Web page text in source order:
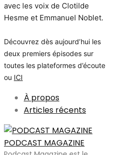
avec les voix de Clotilde
Hesme et Emmanuel Noblet.
Découvrez dès aujourd’hui les
deux premiers épisodes sur
toutes les plateformes d’écoute
ou ICI
À propos
Articles récents
PODCAST MAGAZINE